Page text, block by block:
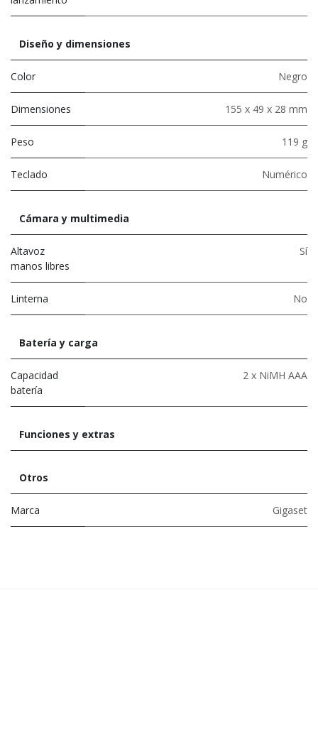
Diseño y dimensiones
Color Negro
Dimensiones 155 x 49 x 28 mm
Peso 119 g
Teclado Numérico
Cámara y multimedia
Altavoz
manos libres
Sí
Linterna No
Batería y carga
Capacidad
batería
2 x NiMH AAA
Funciones y extras
Otros
Marca Gigaset